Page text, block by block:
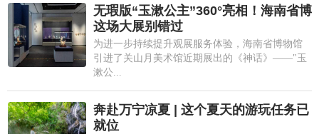
无瑕版“玉漱公主”360°亮相！海南省博
这场大展别错过
为进一步持续提升观展服务体验，海南省博物馆
引进了关山月美术馆近期展出的《神话》——"玉
漱公...
奔赴万宁凉夏 | 这个夏天的游玩任务已
就位